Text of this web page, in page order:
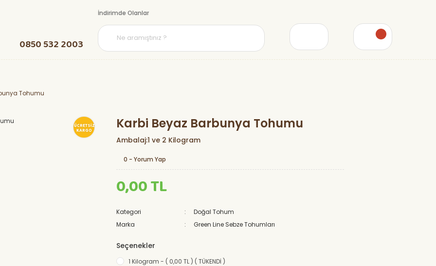
0850 532 2003
İndirimde Olanlar
Tohumu
ÜCRETSİZ
KARGO Karbi Beyaz Barbunya Tohumu
Ambalaj:1 ve 2 Kilogram
0 - Yorum Yap
0,00 TL
Kategori
Doğal Tohum
Marka
Green Line Sebze Tohumları
Seçenekler
1 Kilogram - ( 0,00 TL ) ( TÜKENDİ )